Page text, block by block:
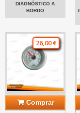
DIAGNÓSTICO A
BORDO
26,00 €
Comprar